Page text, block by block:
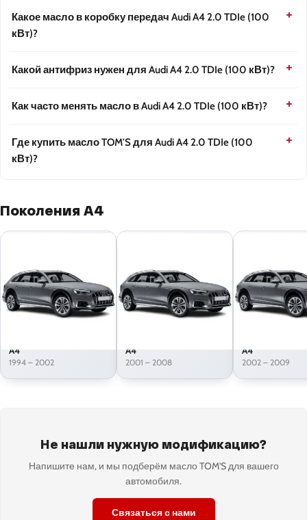
Какое масло в коробку передач Audi A4 2.0 TDIe (100
кВт)?
Какой антифриз нужен для Audi A4 2.0 TDIe (100 кВт)?
Как часто менять масло в Audi A4 2.0 TDIe (100 кВт)?
Где купить масло TOM'S для Audi A4 2.0 TDIe (100
кВт)?
Поколения A4
A4
1994 – 2002
A4
2001 – 2008
A4
2002 – 2009
Не нашли нужную модификацию?
Напишите нам, и мы подберём масло TOM'S для вашего
автомобиля.
Связаться с нами